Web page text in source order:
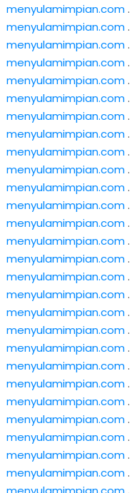
menyulamimpian.com.
menyulamimpian.com.
menyulamimpian.com.
menyulamimpian.com.
menyulamimpian.com.
menyulamimpian.com.
menyulamimpian.com.
menyulamimpian.com.
menyulamimpian.com.
menyulamimpian.com.
menyulamimpian.com.
menyulamimpian.com.
menyulamimpian.com.
menyulamimpian.com.
menyulamimpian.com.
menyulamimpian.com.
menyulamimpian.com.
menyulamimpian.com.
menyulamimpian.com.
menyulamimpian.com.
menyulamimpian.com.
menyulamimpian.com.
menyulamimpian.com.
menyulamimpian.com.
menyulamimpian.com.
menyulamimpian.com.
menyulamimpian.com.